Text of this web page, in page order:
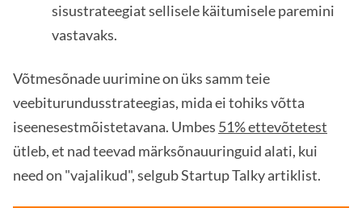
sisustrateegiat sellisele käitumisele paremini
vastavaks.
Võtmesõnade uurimine on üks samm teie
veebiturundusstrateegias, mida ei tohiks võtta
iseenesestmõistetavana. Umbes 51% ettevõtetest
ütleb, et nad teevad märksõnauuringuid alati, kui
need on "vajalikud", selgub Startup Talky artiklist.